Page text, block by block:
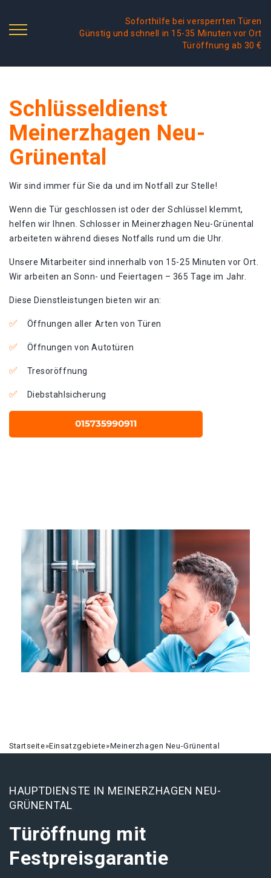
Soforthilfe bei versperrten Türen
Günstig und schnell in 15-35 Minuten vor Ort
Türöffnung ab 30 €
Schlüsseldienst
Meinerzhagen Neu-
Grünental
Wir sind immer für Sie da und im Notfall zur Stelle!
Wenn die Tür geschlossen ist oder der Schlüssel klemmt,
helfen wir Ihnen. Schlosser in Meinerzhagen Neu-Grünental
arbeiteten während dieses Notfalls rund um die Uhr.
Unsere Mitarbeiter sind innerhalb von 15-25 Minuten vor Ort.
Wir arbeiten an Sonn- und Feiertagen – 365 Tage im Jahr.
Diese Dienstleistungen bieten wir an:
Öffnungen aller Arten von Türen
Öffnungen von Autotüren
Tresoröffnung
Diebstahlsicherung
Startseite»Einsatzgebiete»Meinerzhagen Neu-Grünental
HAUPTDIENSTE IN MEINERZHAGEN NEU-
GRÜNENTAL
Türöffnung mit
Festpreisgarantie